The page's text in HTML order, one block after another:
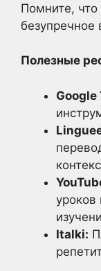
Помните,
безупречное
Полезные
Google
уроков
Italki: